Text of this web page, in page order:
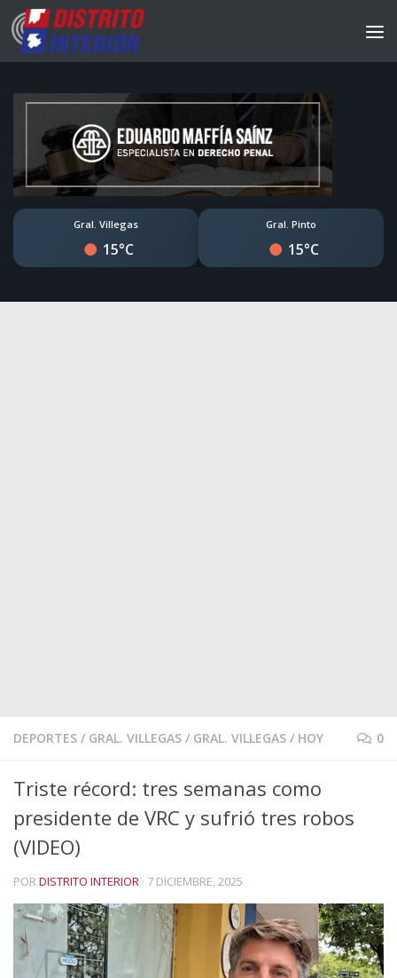
Gral. Villegas
15°C
Gral. Pinto
15°C
DEPORTES / GRAL. VILLEGAS / GRAL. VILLEGAS / HOY 0
Triste récord: tres semanas como
presidente de VRC y sufrió tres robos
(VIDEO)
PORDISTRITO INTERIOR · 7 DICIEMBRE, 2025